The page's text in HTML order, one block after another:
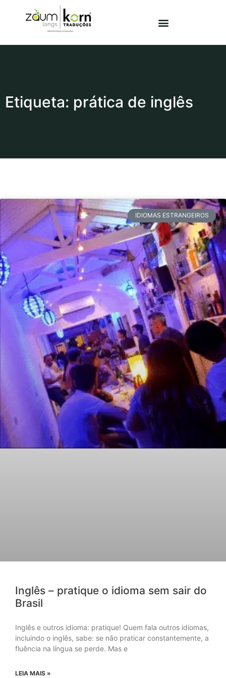
Etiqueta: prática de inglês
IDIOMAS ESTRANGEIROS
Inglês – pratique o idioma sem sair do
Brasil
Inglês e outros idioma: pratique! Quem fala outros idiomas,
incluindo o inglês, sabe: se não praticar constantemente, a
fluência na língua se perde. Mas e
LEIA MAIS »